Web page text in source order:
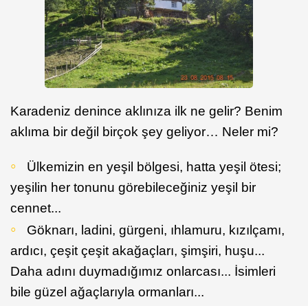
Karadeniz denince aklınıza ilk ne gelir? Benim
aklıma bir değil birçok şey geliyor… Neler mi?
Ülkemizin en yeşil bölgesi, hatta yeşil ötesi;
yeşilin her tonunu görebileceğiniz yeşil bir
cennet...
Göknarı, ladini, gürgeni, ıhlamuru, kızılçamı,
ardıcı, çeşit çeşit akağaçları, şimşiri, huşu...
Daha adını duymadığımız onlarcası... İsimleri
bile güzel ağaçlarıyla ormanları...